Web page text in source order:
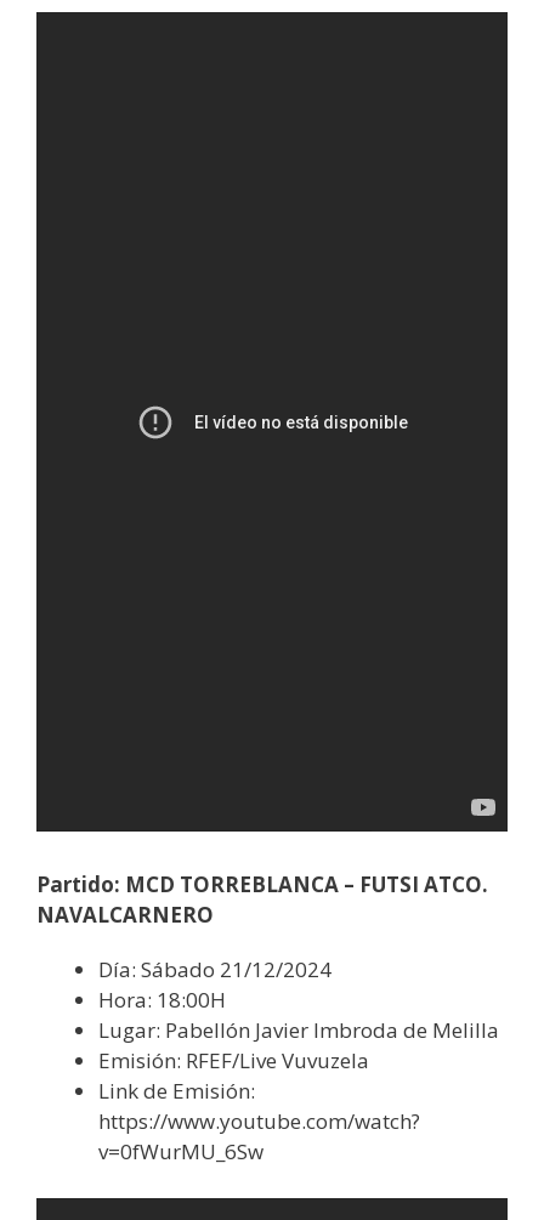
Partido: MCD TORREBLANCA – FUTSI ATCO.
NAVALCARNERO
Día: Sábado 21/12/2024
Hora: 18:00H
Lugar: Pabellón Javier Imbroda de Melilla
Emisión: RFEF/Live Vuvuzela
Link de Emisión:
https://www.youtube.com/watch?
v=0fWurMU_6Sw